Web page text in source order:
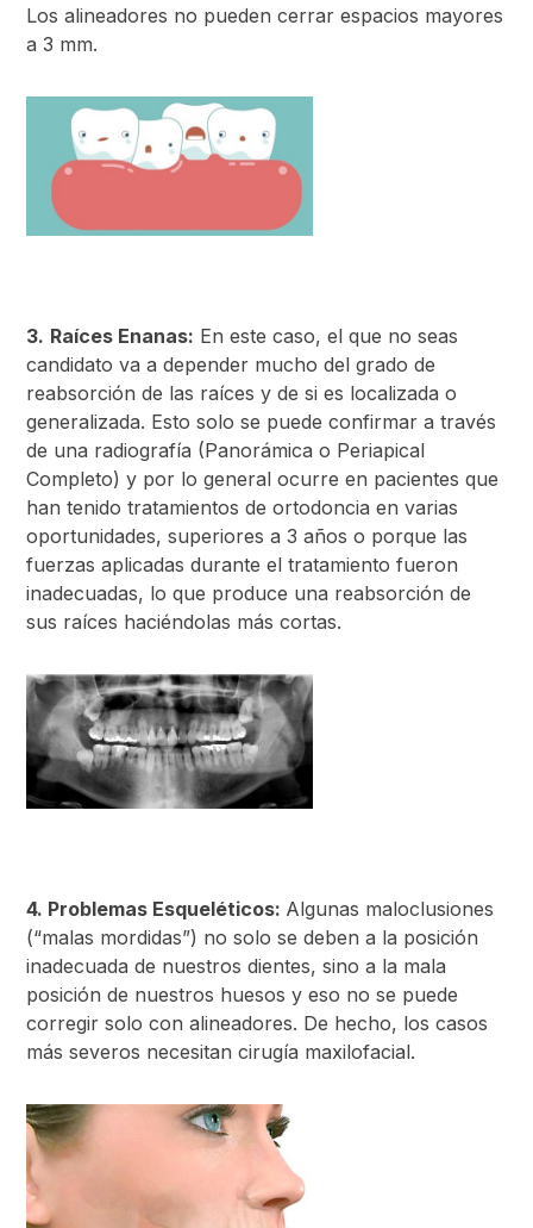
Los alineadores no pueden cerrar espacios mayores
a 3 mm.
3. Raíces Enanas: En este caso, el que no seas
candidato va a depender mucho del grado de
reabsorción de las raíces y de si es localizada o
generalizada. Esto solo se puede confirmar a través
de una radiografía (Panorámica o Periapical
Completo) y por lo general ocurre en pacientes que
han tenido tratamientos de ortodoncia en varias
oportunidades, superiores a 3 años o porque las
fuerzas aplicadas durante el tratamiento fueron
inadecuadas, lo que produce una reabsorción de
sus raíces haciéndolas más cortas.
4. Problemas Esqueléticos: Algunas maloclusiones
(“malas mordidas”) no solo se deben a la posición
inadecuada de nuestros dientes, sino a la mala
posición de nuestros huesos y eso no se puede
corregir solo con alineadores. De hecho, los casos
más severos necesitan cirugía maxilofacial.